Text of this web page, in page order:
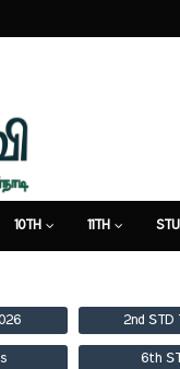
10TH 11TH
2nd
6th